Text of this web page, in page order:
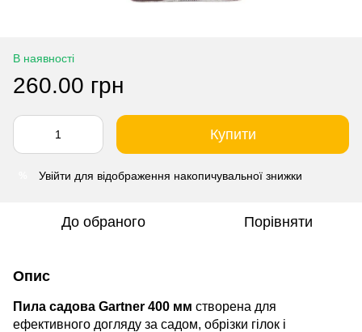
В наявності
260.00 грн
Купити
Увійти для відображення накопичувальної знижки
До обраного Порівняти
Опис
Пила садова Gartner 400 мм створена для
ефективного догляду за садом, обрізки гілок і